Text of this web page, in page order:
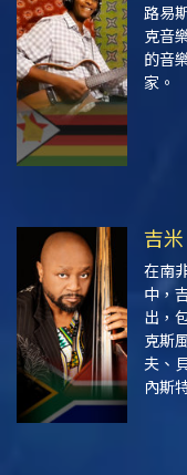
路易
克音
的音
家。
吉
在南
中，
出，
克斯
夫、
內斯